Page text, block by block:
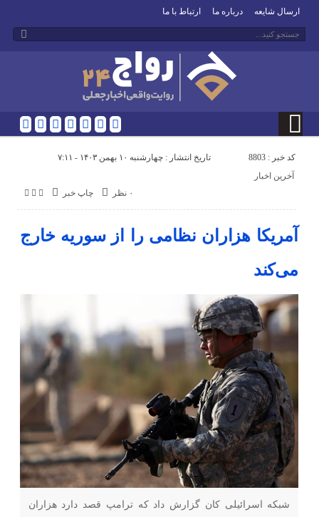
ارسال شایعه درباره ما ارتباط با ما
کد خبر : 8803 تاریخ انتشار : چهارشنبه ۱۰ بهمن ۱۴۰۳ - ۷:۱۱
چاپ خبر ۰ نظر
آخرین اخبار
آمریکا هزاران نظامی را از سوریه خارج
می‌کند
شبکه اسرائیلی کان گزارش داد که ترامپ قصد دارد هزاران